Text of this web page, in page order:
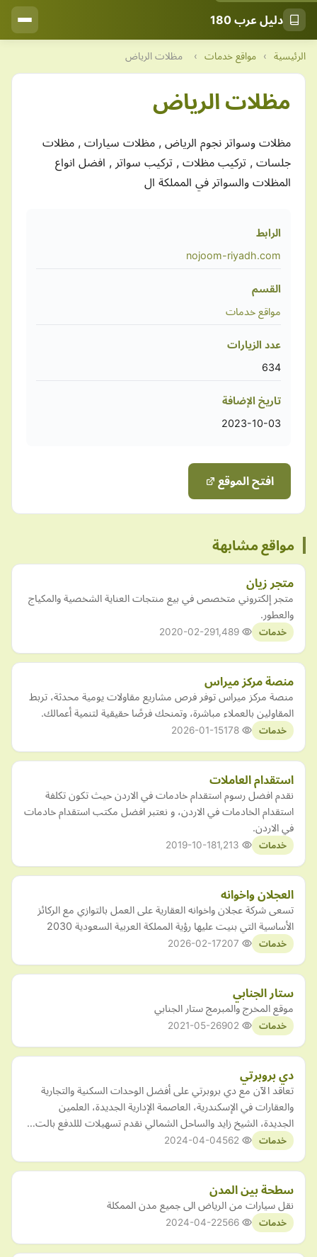
دليل عرب 180
الرئيسية › مواقع خدمات › مظلات الرياض
مظلات الرياض
مظلات وسواتر نجوم الرياض , مظلات سيارات , مظلات
جلسات , تركيب مظلات , تركيب سواتر , افضل انواع
المظلات والسواتر في المملكة ال
الرابط
nojoom-riyadh.com
القسم
مواقع خدمات
عدد الزيارات
634
تاريخ الإضافة
2023-10-03
افتح الموقع
مواقع مشابهة
متجر زيان
متجر إلكتروني متخصص في بيع منتجات العناية الشخصية والمكياج
والعطور.
خدمات 2020-02-29
منصة مركز ميراس
منصة مركز ميراس توفر فرص مشاريع مقاولات يومية محدثة، تربط
المقاولين بالعملاء مباشرة، وتمنحك فرصًا حقيقية لتنمية أعمالك.
خدمات 2026-01-15
استقدام العاملات
نقدم افضل رسوم استقدام خادمات في الاردن حيث تكون تكلفة
استقدام الخادمات في الاردن، و نعتبر افضل مكتب استقدام خادمات
في الاردن.
خدمات 2019-10-18
العجلان واخوانه
تسعى شركة عجلان واخوانه العقارية على العمل بالتوازي مع الركائز
الأساسية التي بنيت عليها رؤية المملكة العربية السعودية 2030
خدمات 2026-02-17
ستار الجنابي
موقع المخرج والمبرمج ستار الجنابي
خدمات 2021-05-26
دي بروبرتي
تعاقد الآن مع دي بروبرتي على أفضل الوحدات السكنية والتجارية
والعقارات في الإسكندرية، العاصمة الإدارية الجديدة، العلمين
الجديدة، الشيخ زايد والساحل الشمالي نقدم تسهيلات لللدفع بالت…
خدمات 2024-04-04
سطحة بين المدن
نقل سيارات من الرياض الى جميع مدن الممكلة
خدمات 2024-04-22